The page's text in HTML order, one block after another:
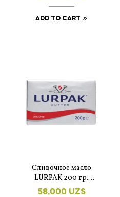
ADD TO CART
Сливочное масло
LURPAK 200 гр.
несолёное
58,000 UZS